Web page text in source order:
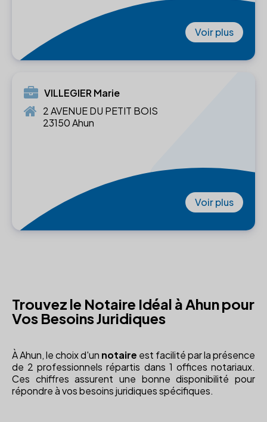
Voir plus
VILLEGIER Marie
2 AVENUE DU PETIT BOIS
23150 Ahun
Voir plus
Trouvez le Notaire Idéal à Ahun pour
Vos Besoins Juridiques
À Ahun, le choix d'un notaire est facilité par la présence
de 2 professionnels répartis dans 1 offices notariaux.
Ces chiffres assurent une bonne disponibilité pour
répondre à vos besoins juridiques spécifiques.